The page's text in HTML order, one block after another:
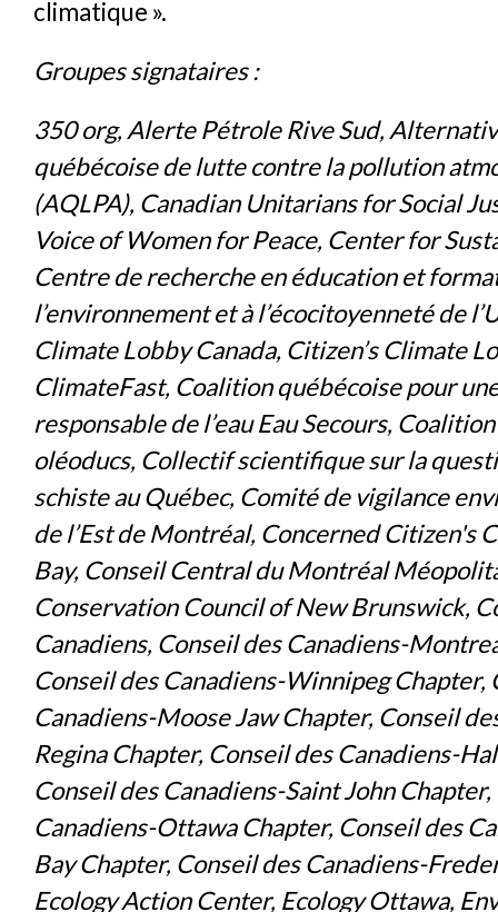
climatique ».
Groupes signataires :
350 org, Alerte Pétrole Rive Sud,
québécoise de lutte contre la pollution
(AQLPA), Canadian Unitarians for Social
Voice of Women for Peace, Center for
Centre de recherche en éducation et
l’environnement et à l’écocitoyenneté de
Climate Lobby Canada, Citizen’s Climate
ClimateFast, Coalition québécoise pour
responsable de l’eau Eau Secours,
oléoducs, Collectif scientifique sur la
schiste au Québec, Comité de vigilance
de l’Est de Montréal, Concerned Citizen's
Bay, Conseil Central du Montréal
Conservation Council of New Brunswick,
Canadiens, Conseil des Canadiens-
Conseil des Canadiens-Winnipeg Chapter,
Canadiens-Moose Jaw Chapter, Conseil
Regina Chapter, Conseil des Canadiens-
Conseil des Canadiens-Saint John
Canadiens-Ottawa Chapter, Conseil des
Bay Chapter, Conseil des Canadiens-
Ecology Action Center, Ecology Ottawa,